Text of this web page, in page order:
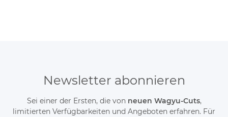
Newsletter abonnieren
Sei einer der Ersten, die von neuen Wagyu-Cuts,
limitierten Verfügbarkeiten und Angeboten erfahren. Für